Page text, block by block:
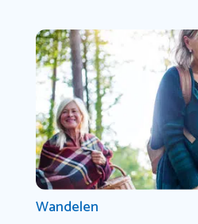
Wandelen